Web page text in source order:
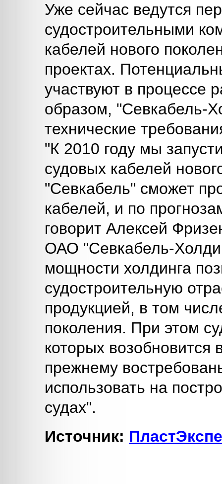
Уже сейчас ведутся
судостроительными
кабелей нового
проектах.
участвуют в процессе
образом, "Севкабель-
технические
"К 2010 году мы
судовых кабелей
"Севкабель" сможет
кабелей, и по
говорит Алексей
ОАО "Севкабель-
мощности холдинга
судостроительную
продукцией, в том
поколения. При этом
которых
прежнему
использовать на
судах".
Источник: